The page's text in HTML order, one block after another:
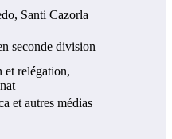
Santi Cazorla
seconde division
et relégation,
et autres médias